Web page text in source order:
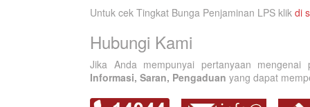
Untuk cek Tingkat Bunga Penjaminan LPS klik di
Hubungi Kami
Jika Anda mempunyai pertanyaan
Informasi, Saran, Pengaduan yang dapat